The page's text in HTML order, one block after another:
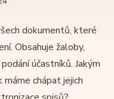
dokumentů, které
Obsahuje žaloby,
účastníků. Jakým
chápat jejich